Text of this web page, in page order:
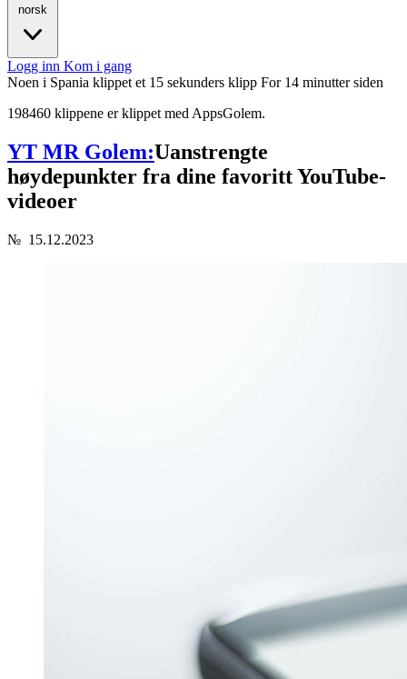
norsk
Logg inn Kom i gang
Noen i Spania klippet et 15 sekunders klipp For 14 minutter siden
198460 klippene er klippet med AppsGolem.
YT MR Golem:Uanstrengte
høydepunkter fra dine favoritt YouTube-
videoer
№ 15.12.2023